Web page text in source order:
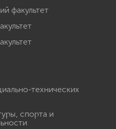
факультет
технических
спорта и